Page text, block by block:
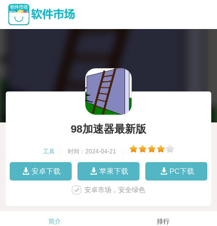
98加速器最新版
工具 时间：2024-04-21
安卓下载 苹果下载 PC下载
安卓市场，安全绿色
简介 排行